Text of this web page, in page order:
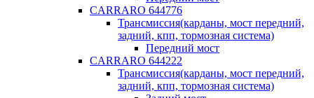
CARRARO 644776
Трансмиссия(карданы, мост передний,
задний, кпп, тормозная система)
Передний мост
CARRARO 644222
Трансмиссия(карданы, мост передний,
задний, кпп, тормозная система)